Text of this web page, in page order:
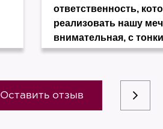
ответственность,
реализовать нашу
внимательная, с
Оставить отзыв